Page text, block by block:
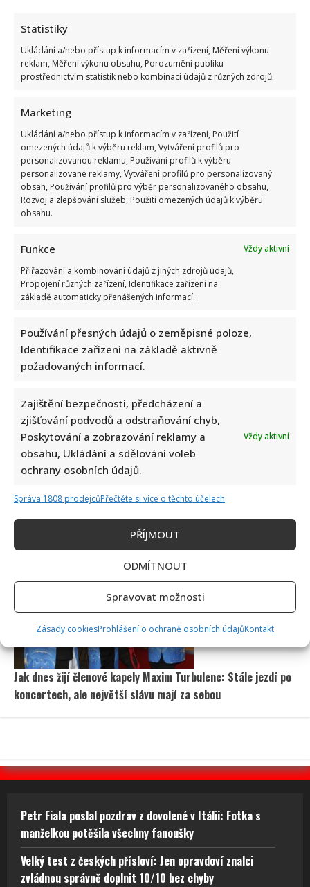
Statistiky
Ukládání a/nebo přístup k informacím v zařízení, Měření výkonu
reklam, Měření výkonu obsahu, Porozumění publiku
prostřednictvím statistik nebo kombinací údajů z různých zdrojů.
Marketing
Ukládání a/nebo přístup k informacím v zařízení, Použití
omezených údajů k výběru reklam, Vytváření profilů pro
personalizovanou reklamu, Používání profilů k výběru
personalizované reklamy, Vytváření profilů pro personalizovaný
obsah, Používání profilů pro výběr personalizovaného obsahu,
Rozvoj a zlepšování služeb, Použití omezených údajů k výběru
obsahu.
Funkce
Vždy aktivní
Přiřazování a kombinování údajů z jiných zdrojů údajů,
Propojení různých zařízení, Identifikace zařízení na
základě automaticky přenášených informací.
Používání přesných údajů o zeměpisné poloze,
Identifikace zařízení na základě aktivně
požadovaných informací.
Zajištění bezpečnosti, předcházení a
zjišťování podvodů a odstraňování chyb,
Poskytování a zobrazování reklamy a
obsahu, Ukládání a sdělování voleb
ochrany osobních údajů.
Vždy aktivní
Správa 1808 prodejcůPřečtěte si více o těchto účelech
PŘÍJMOUT
ODMÍTNOUT
Spravovat možnosti
Zásady cookiesProhlášení o ochraně osobních údajůKontakt
manželkou potěšila všechny fanoušky
Velký test z českých přísloví: Jen opravdoví znalci zvládnou
správně doplnit 10/10 bez chyby
vile ma k dispozici i bazén a vnitřní atrium
Fotokvíz o českých hercích: 10 fotografií prověří, kdo zná
slavné tváře domácího filmu opravdu dokonale
Jak dnes žijí členové kapely Maxim Turbulenc: Stále jezdí po
koncertech, ale největší slávu mají za sebou
Petr Fiala poslal pozdrav z dovolené v Itálii: Fotka s
manželkou potěšila všechny fanoušky
Velký test z českých přísloví: Jen opravdoví znalci
zvládnou správně doplnit 10/10 bez chyby